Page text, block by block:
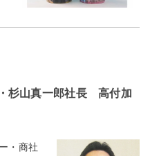
杉山真一郎社長 高付加
・商社